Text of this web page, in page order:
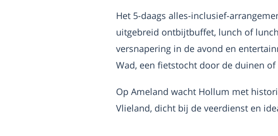
Het 5-daags alles-inclusief-
uitgebreid ontbijtbuffet, lunch of
versnapering in de avond en
Wad, een fietstocht door de duinen
Op Ameland wacht Hollum met
Vlieland, dicht bij de veerdienst en